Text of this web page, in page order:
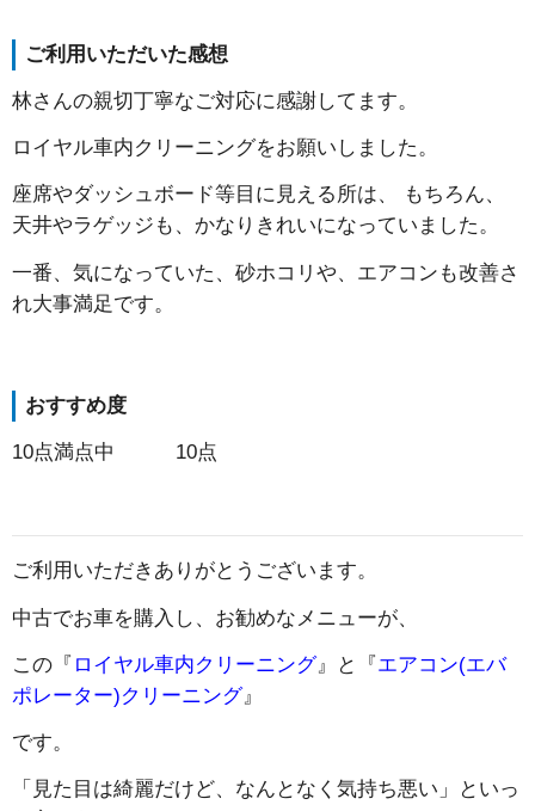
ご利用いただいた感想
林さんの親切丁寧なご対応に感謝してます。
ロイヤル車内クリーニングをお願いしました。
座席やダッシュボード等目に見える所は、 もちろん、
天井やラゲッジも、かなりきれいになっていました。
一番、気になっていた、砂ホコリや、エアコンも改善さ
れ大事満足です。
おすすめ度
10点満点中 10点
ご利用いただきありがとうございます。
中古でお車を購入し、お勧めなメニューが、
この『 ロイヤル車内クリーニング』と『エアコン(エバ
ポレーター)クリーニング』
です。
「見た目は綺麗だけど、なんとなく気持ち悪い」といっ